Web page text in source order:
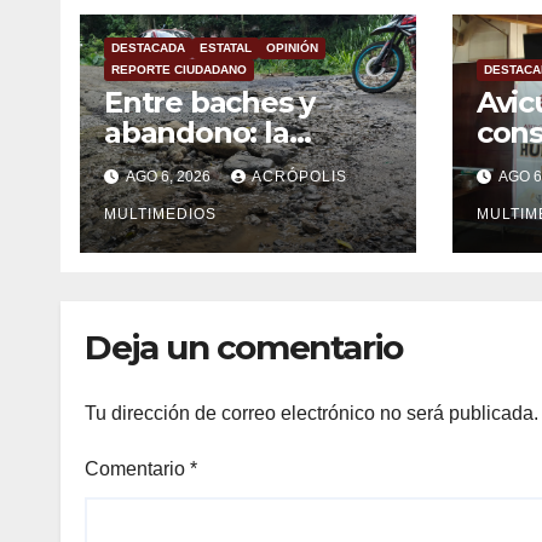
DESTACADA ESTATAL
OPINIÓN
REPORTE CIUDADANO
Entre baches y
abandono: la
carretera Colipa-
Yecuatla se
convierte en un
riesgo diario
AGO 6, 2026 ACRÓPOLIS
MULTIMEDIOS
AGO
Deja un comentario
Tu dirección de correo electrónico no será publicada.
Comentario *